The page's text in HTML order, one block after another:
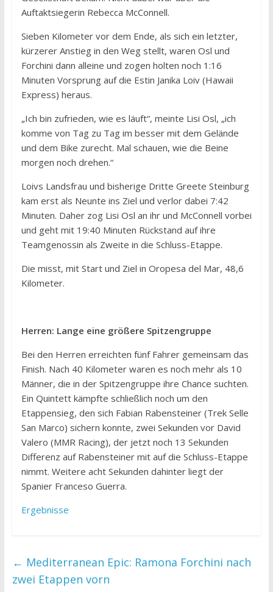
Auftaktsiegerin Rebecca McConnell.
Sieben Kilometer vor dem Ende, als sich ein letzter,
kürzerer Anstieg in den Weg stellt, waren Osl und
Forchini dann alleine und zogen holten noch 1:16
Minuten Vorsprung auf die Estin Janika Loiv (Hawaii
Express) heraus.
„Ich bin zufrieden, wie es läuft“, meinte Lisi Osl, „ich
komme von Tag zu Tag im besser mit dem Gelände
und dem Bike zurecht. Mal schauen, wie die Beine
morgen noch drehen.“
Loivs Landsfrau und bisherige Dritte Greete Steinburg
kam erst als Neunte ins Ziel und verlor dabei 7:42
Minuten. Daher zog Lisi Osl an ihr und McConnell vorbei
und geht mit 19:40 Minuten Rückstand auf ihre
Teamgenossin als Zweite in die Schluss-Etappe.
Die misst, mit Start und Ziel in Oropesa del Mar, 48,6
Kilometer.
Herren: Lange eine größere Spitzengruppe
Bei den Herren erreichten fünf Fahrer gemeinsam das
Finish. Nach 40 Kilometer waren es noch mehr als 10
Männer, die in der Spitzengruppe ihre Chance suchten.
Ein Quintett kämpfte schließlich noch um den
Etappensieg, den sich Fabian Rabensteiner (Trek Selle
San Marco) sichern konnte, zwei Sekunden vor David
Valero (MMR Racing), der jetzt noch 13 Sekunden
Differenz auf Rabensteiner mit auf die Schluss-Etappe
nimmt. Weitere acht Sekunden dahinter liegt der
Spanier Franceso Guerra.
Ergebnisse
← Mediterranean Epic: Ramona Forchini nach
zwei Etappen vorn